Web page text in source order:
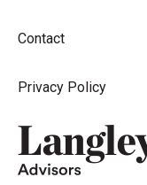
Contact
Privacy Policy